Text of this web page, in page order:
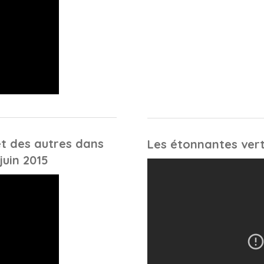
des autres dans
2015
Les étonnantes